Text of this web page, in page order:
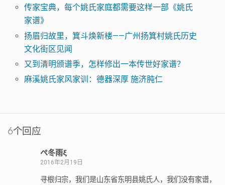
传家宝典，每个姚氏家庭都需要这样一部《姚氏
家谱》
扬眉归故里，箕斗焕新楼——广州扬箕村姚氏历史
文化街区见闻
又到清明颁谱季，怎样修出一本传世好家谱？
麻溪姚氏家风家训：德器深厚 施济肫仁
6个回应
ぺ冬雨ξ
2016年2月19日
寻根归宗，我们是山东省东明县姚氏人，我们没有家谱，